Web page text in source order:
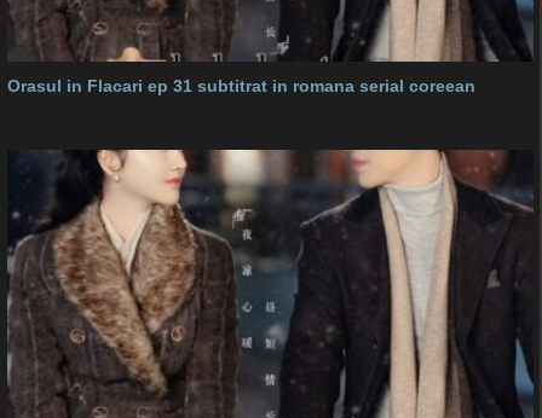
Orasul in Flacari ep 31 subtitrat in romana serial coreean